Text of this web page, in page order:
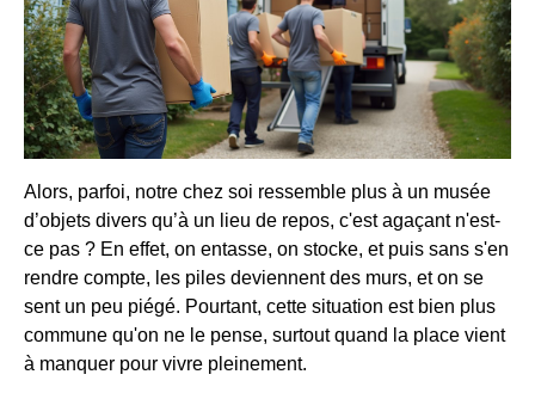
Alors, parfoi, notre chez soi ressemble plus à un musée
d’objets divers qu’à un lieu de repos, c'est agaçant n'est-
ce pas ? En effet, on entasse, on stocke, et puis sans s'en
rendre compte, les piles deviennent des murs, et on se
sent un peu piégé. Pourtant, cette situation est bien plus
commune qu'on ne le pense, surtout quand la place vient
à manquer pour vivre pleinement.